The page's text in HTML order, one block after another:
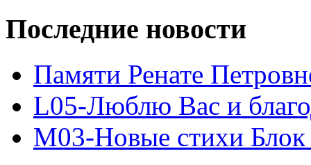
Последние новости
Памяти Ренате
L05-Люблю Вас и
M03-Новые стихи Блок